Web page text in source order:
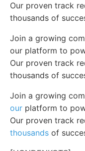
Our proven track
thousands of
Join a growing
our platform to
Our proven track
thousands of
Join a growing
our platform to
Our proven track
thousands of